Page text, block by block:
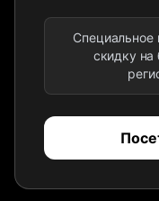
Специальное
скидку на